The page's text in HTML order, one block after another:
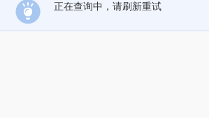
正在查询中，请刷新重试